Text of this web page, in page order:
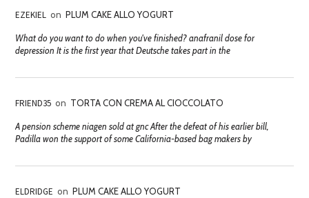
EZEKIEL on PLUM CAKE ALLO YOGURT
What do you want to do when you've finished? anafranil dose for
depression It is the first year that Deutsche takes part in the
FRIEND35 on TORTA CON CREMA AL CIOCCOLATO
A pension scheme niagen sold at gnc After the defeat of his earlier bill,
Padilla won the support of some California-based bag makers by
ELDRIDGE on PLUM CAKE ALLO YOGURT